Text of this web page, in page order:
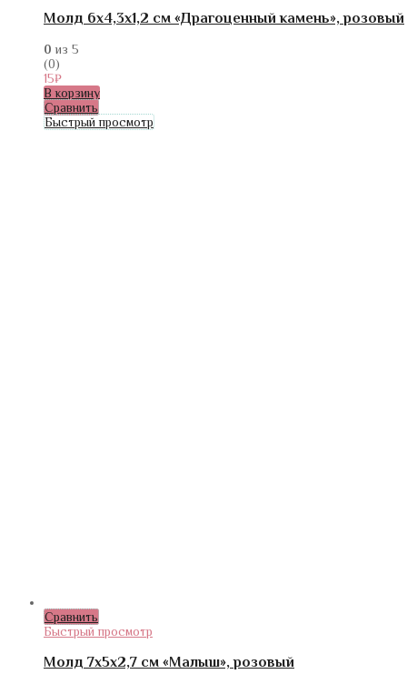
Молд 6х4,3х1,2 см «Драгоценный камень», розовый
0 из 5
(0)
15₽
В корзину
Сравнить
Быстрый просмотр
Сравнить
Быстрый просмотр
Молд 7х5х2,7 см «Малыш», розовый